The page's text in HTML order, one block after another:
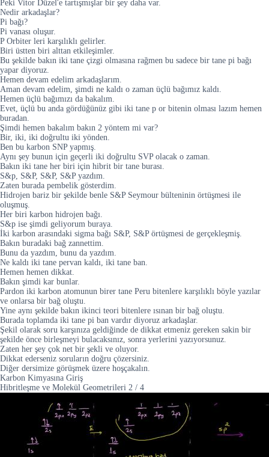
Peki Vitor Düzel'e tartışmışlar bir şey daha var.
Nedir arkadaşlar?
Pi bağı?
Pi vanası oluşur.
P Orbiter leri karşılıklı gelirler.
Biri üstten biri alttan etkileşimler.
Bu şekilde bakın iki tane çizgi olmasına rağmen bu sadece bir tane pi bağı
yapar diyoruz.
Hemen devam edelim arkadaşlarım.
Aman devam edelim, şimdi ne kaldı o zaman üçlü bağımız kaldı.
Hemen üçlü bağımızı da bakalım.
Evet, üçlü bu anda gördüğünüz gibi iki tane p or bitenin olması lazım hemen
buradan.
Şimdi hemen bakalım bakın 2 yöntem mi var?
Bir, iki, iki doğrultu iki yönden.
Ben bu karbon SNP yapmış.
Aynı şey bunun için geçerli iki doğrultu SVP olacak o zaman.
Bakın iki tane her biri için hibrit bir tane burası.
S&p, S&P, S&P, S&P yazdım.
Zaten burada pembelik gösterdim.
Hidrojen bariz bir şekilde benle S&P Seymour bülteninin örtüşmesi ile
oluşmuş.
Her biri karbon hidrojen bağı.
S&p ise şimdi geliyorum buraya.
İki karbon arasındaki sigma bağı S&P, S&P örtüşmesi de gerçekleşmiş.
Bakın buradaki bağ zannettim.
Bunu da yazdım, bunu da yazdım.
Ne kaldı iki tane pervan kaldı, iki tane ban.
Hemen hemen dikkat.
Bakın şimdi kar bunlar.
Pardon iki karbon atomunun birer tane Peru bitenlere karşılıklı böyle yazılar
ve onlarsa bir bağ oluştu.
Yine aynı şekilde bakın ikinci teori bitenlere ısınan bir bağ oluştu.
Burada toplamda iki tane pi ban vardır diyoruz arkadaşlar.
Şekil olarak soru karşınıza geldiğinde de dikkat etmeniz gereken sakin bir
şekilde önce birleşmeyi bulacaksınız, sonra yerlerini yazıyorsunuz.
Zaten her şey çok net bir şekli ve oluyor.
Dikkat ederseniz soruların doğru çözersiniz.
Diğer dersimize görüşmek üzere hoşçakalın.
Karbon Kimyasına Giriş
Hibritleşme ve Molekül Geometrileri 2 / 4